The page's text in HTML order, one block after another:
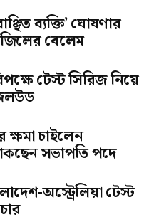
ব্যক্তি’ ঘোষণার
বেলেম
টেস্ট সিরিজ নিয়ে
ক্ষমা চাইলেন
সভাপতি পদে
অস্ট্রেলিয়া টেস্ট